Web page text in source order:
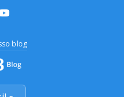
blog